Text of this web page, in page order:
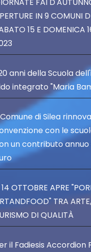
IN 9 COMUNI
15 E DOMENICA
anni della Scuola
integrato "Maria
di Silea
con le
un contributo annuo
14 OTTOBRE APRE
TRA
DI QUALITÀ
il Fadiesis Accordion